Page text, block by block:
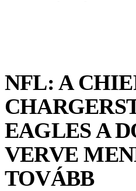
NFL: A
EAGLES A
VERVE
TOVÁBB